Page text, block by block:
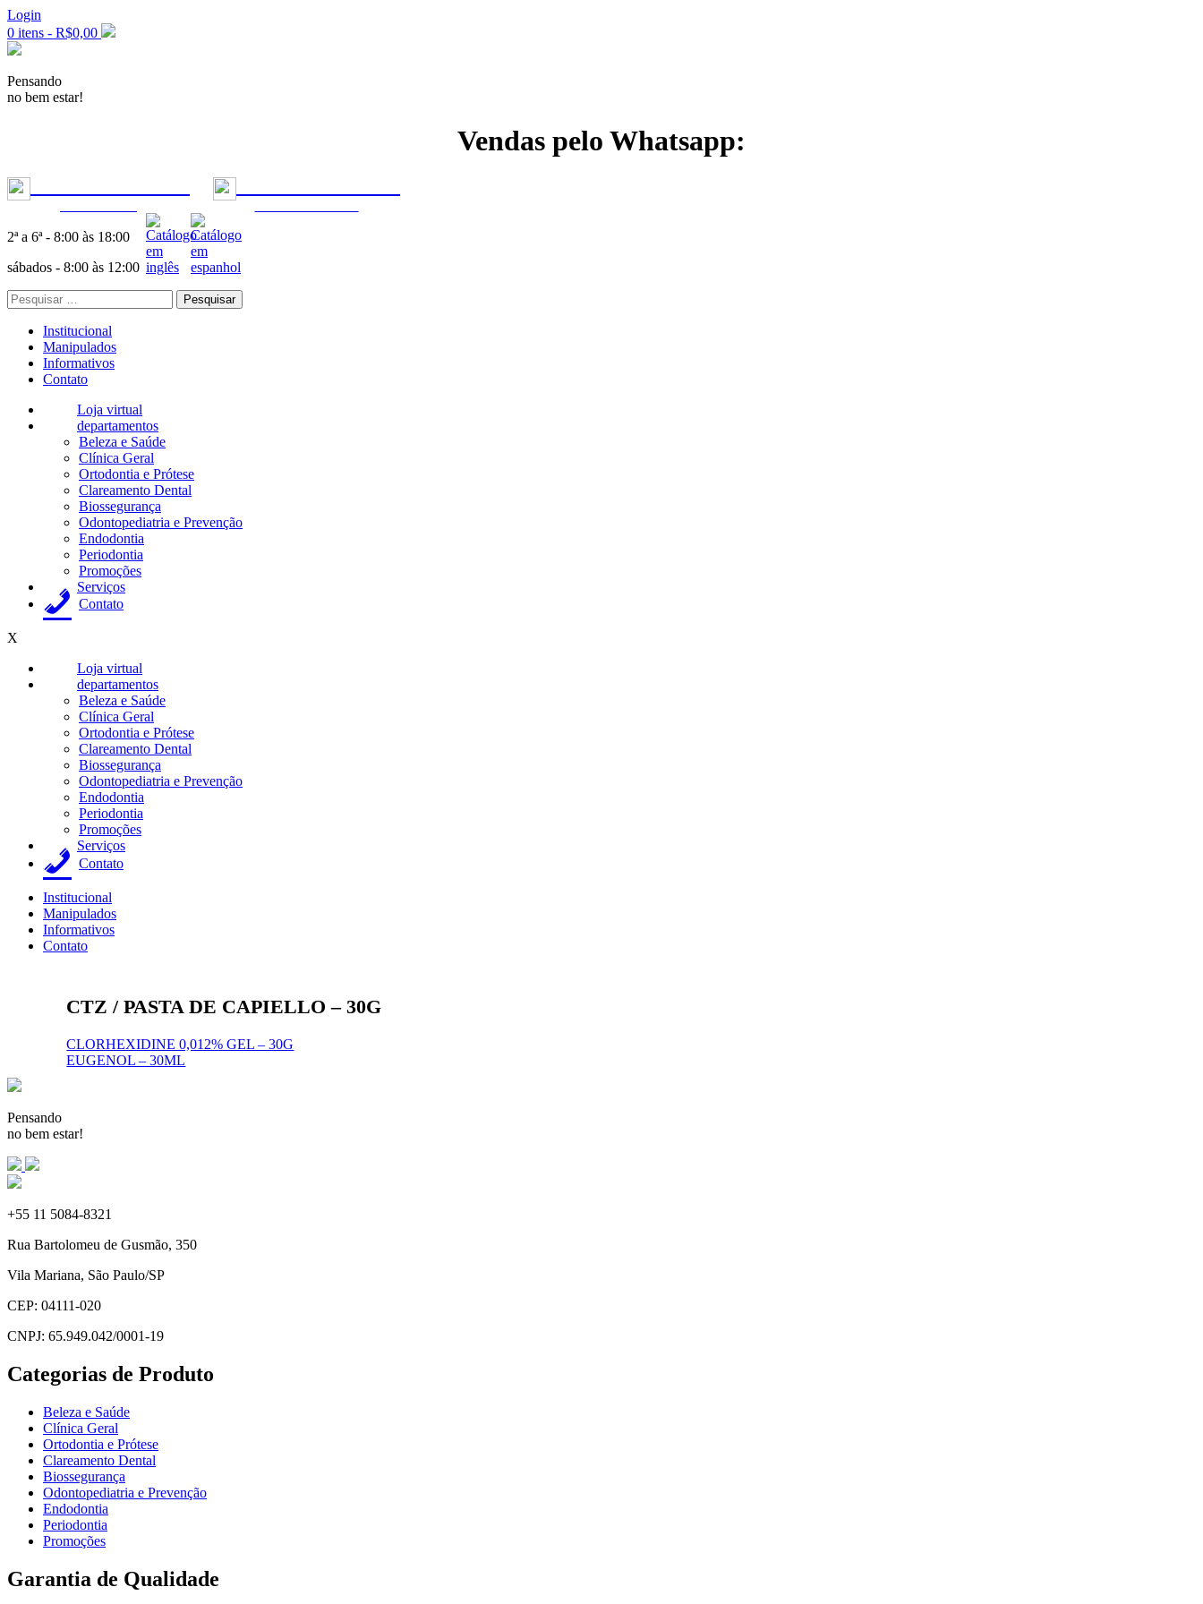
Login
0 itens - R$0,00
Pensando
no bem estar!
Vendas pelo Whatsapp:
2ª a 6ª - 8:00 às 18:00
sábados - 8:00 às 12:00
Pesquisar
por:
Institucional
Manipulados
Informativos
Contato
Loja virtual
departamentos
Beleza e Saúde
Clínica Geral
Ortodontia e Prótese
Clareamento Dental
Biossegurança
Odontopediatria e Prevenção
Endodontia
Periodontia
Promoções
Serviços
Contato
X
Loja virtual
departamentos
Beleza e Saúde
Clínica Geral
Ortodontia e Prótese
Clareamento Dental
Biossegurança
Odontopediatria e Prevenção
Endodontia
Periodontia
Promoções
Serviços
Contato
Institucional
Manipulados
Informativos
Contato
CTZ / PASTA DE CAPIELLO – 30G
Navegação
de
CLORHEXIDINE 0,012% GEL – 30G
EUGENOL – 30ML
Pensando
no bem estar!
+55 11 5084-8321
Rua Bartolomeu de Gusmão, 350
Vila Mariana, São Paulo/SP
CEP: 04111-020
CNPJ: 65.949.042/0001-19
Categorias de Produto
Beleza e Saúde
Clínica Geral
Ortodontia e Prótese
Clareamento Dental
Biossegurança
Odontopediatria e Prevenção
Endodontia
Periodontia
Promoções
Garantia de Qualidade